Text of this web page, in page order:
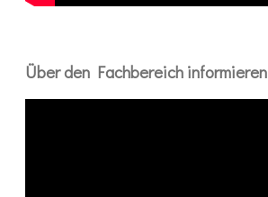
Über den Fachbereich informieren